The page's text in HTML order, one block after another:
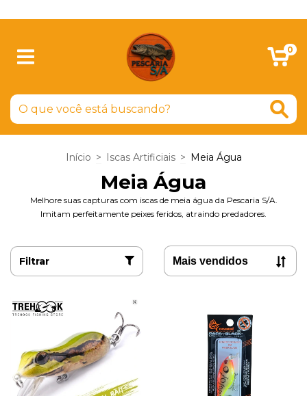
0
Início > Iscas Artificiais > Meia Água
Meia Água
Melhore suas capturas com iscas de meia água da Pescaria S/A.
Imitam perfeitamente peixes feridos, atraindo predadores.
Filtrar